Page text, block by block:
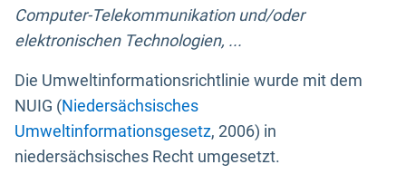
Computer-Telekommunikation und/oder
elektronischen Technologien, ...
Die Umweltinformationsrichtlinie wurde mit dem
NUIG (Niedersächsisches
Umweltinformationsgesetz, 2006) in
niedersächsisches Recht umgesetzt.